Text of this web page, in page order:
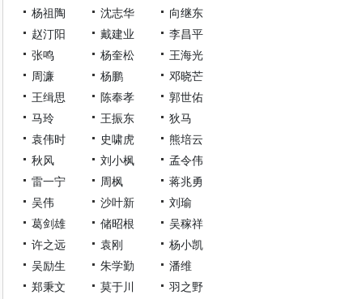
杨祖陶
沈志华
向继东
赵汀阳
戴建业
李昌平
张鸣
杨奎松
王海光
周濂
杨鹏
邓晓芒
王缉思
陈奉孝
郭世佑
马玲
王振东
狄马
袁伟时
史啸虎
熊培云
秋风
刘小枫
孟令伟
雷一宁
周枫
蒋兆勇
吴伟
沙叶新
刘瑜
葛剑雄
储昭根
吴稼祥
许之远
袁刚
杨小凯
吴励生
朱学勤
潘维
郑秉文
莫于川
羽之野